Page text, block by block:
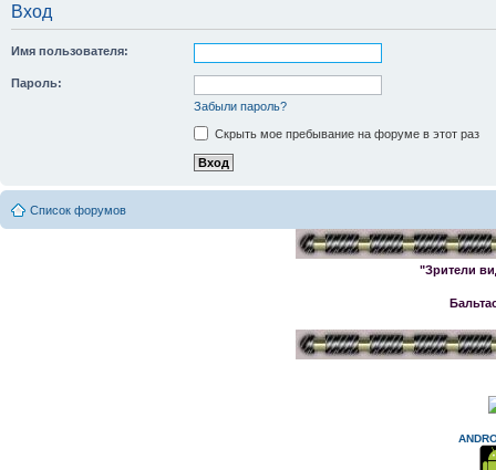
Вход
Имя пользователя:
Пароль:
Забыли пароль?
Скрыть мое пребывание на форуме в этот раз
Список форумов
"Зрители